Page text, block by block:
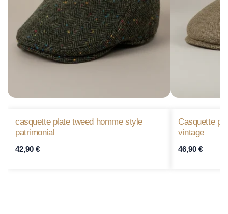
casquette plate tweed homme style
patrimonial
42,90 €
Casquette
vintage
46,90 €